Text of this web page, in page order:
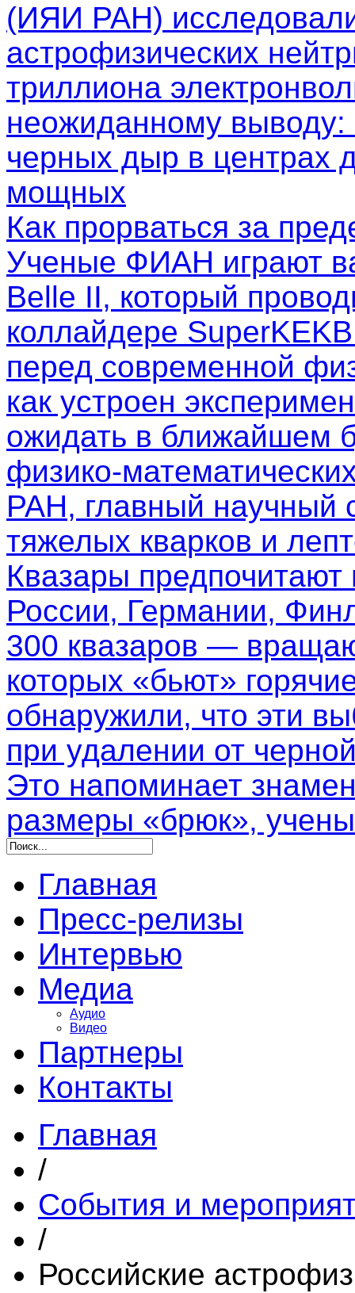
(ИЯИ РАН)
астрофизических
триллиона
неожиданному выводу:
черных дыр в центрах
мощных
Как прорваться за
Ученые ФИАН играют
Belle II, который
коллайдере
перед современной
как устроен
ожидать в ближайшем
физико-
РАН, главный научный
тяжелых кварков и
Квазары
России, Германии,
300 квазаров —
которых «бьют»
обнаружили, что эти
при удалении от
Это напоминает
размеры «брюк»,
Главная
Пресс-релизы
Интервью
Медиа
Аудио
Видео
Партнеры
Контакты
Главная
/
События и
/
Российские